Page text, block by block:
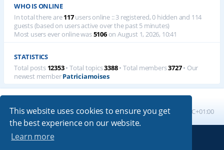
This website uses cookies to ensure you get
the best experience on our website.
Learn more
WHO IS ONLINE
In total there are117users online :: 3 registered, 0 hidden and 114
guests (based on users active over the past 5 minutes)
Most users ever online was5106on August 1, 2026, 10:41
STATISTICS
Total posts 12353• Total topics3388• Total members3727• Our
newest memberPatriciamoises
Board index All times are UTC+01:00